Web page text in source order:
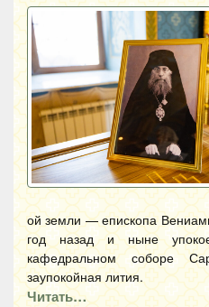
ой земли — епископа
год назад и ныне
кафедральном соборе
заупокойная лития.
Читать…